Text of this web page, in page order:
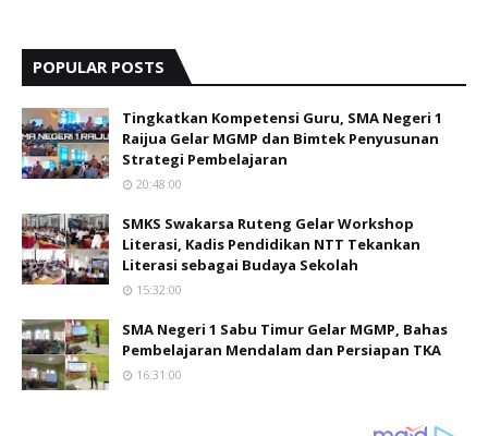
POPULAR POSTS
Tingkatkan Kompetensi Guru, SMA Negeri 1
Raijua Gelar MGMP dan Bimtek Penyusunan
Strategi Pembelajaran
20:48:00
SMKS Swakarsa Ruteng Gelar Workshop
Literasi, Kadis Pendidikan NTT Tekankan
Literasi sebagai Budaya Sekolah
15:32:00
SMA Negeri 1 Sabu Timur Gelar MGMP, Bahas
Pembelajaran Mendalam dan Persiapan TKA
16:31:00